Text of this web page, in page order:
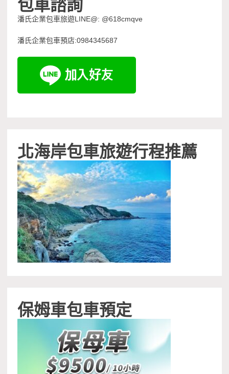
潘氏企業包車旅遊LINE@: @618cmqve
潘氏企業包車預店:0984345687
北海岸包車旅遊行程推薦
保姆車包車預定